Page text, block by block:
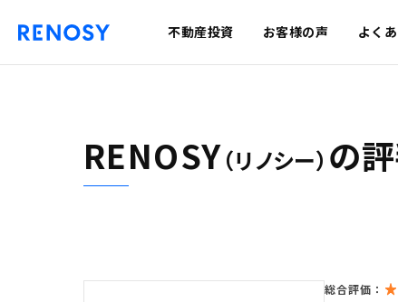
不動産投資 お客様の声 よく
RENOSY（リノシー） の
総合評価：